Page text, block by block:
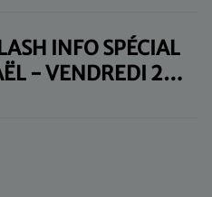
INFO SPÉCIAL
- VENDREDI 29